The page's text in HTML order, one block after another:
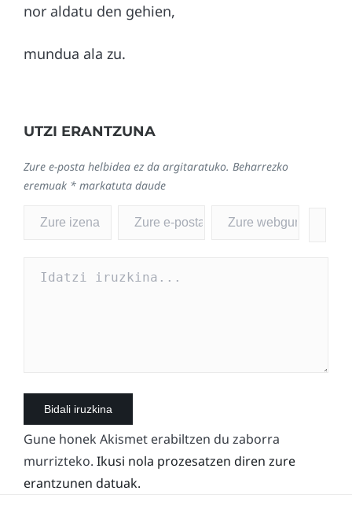
nor aldatu den gehien,
mundua ala zu.
UTZI ERANTZUNA
Zure e-posta helbidea ez da argitaratuko. Beharrezko
eremuak * markatuta daude
Gune honek Akismet erabiltzen du zaborra
murrizteko. Ikusi nola prozesatzen diren zure
erantzunen datuak.